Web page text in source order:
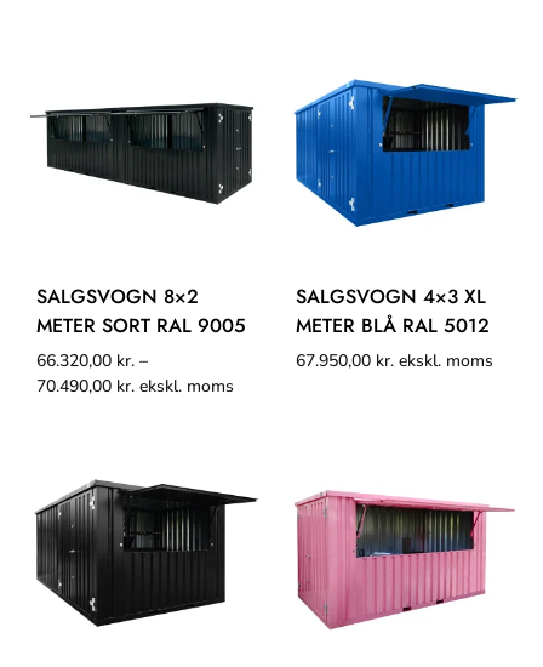
SALGSVOGN 8×2
METER SORT RAL 9005
66.320,00 kr. –
70.490,00 kr. ekskl. moms
SALGSVOGN 4×3 XL
METER BLÅ RAL 5012
67.950,00 kr. ekskl. moms